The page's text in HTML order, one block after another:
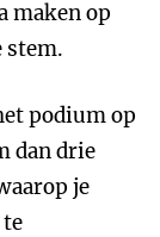
maken op
stem.
podium op
dan drie
je